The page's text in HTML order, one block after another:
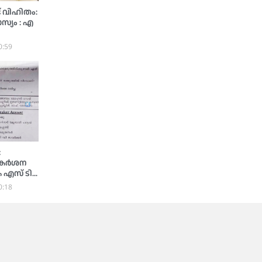
: എ
കർശന
എസ് ടി